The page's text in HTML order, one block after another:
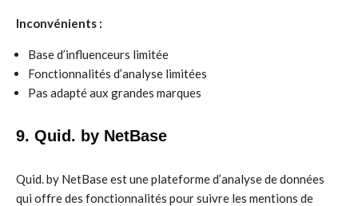
Inconvénients :
Base d’influenceurs limitée
Fonctionnalités d’analyse limitées
Pas adapté aux grandes marques
9. Quid. by NetBase
Quid. by NetBase est une plateforme d’analyse de données
qui offre des fonctionnalités pour suivre les mentions de